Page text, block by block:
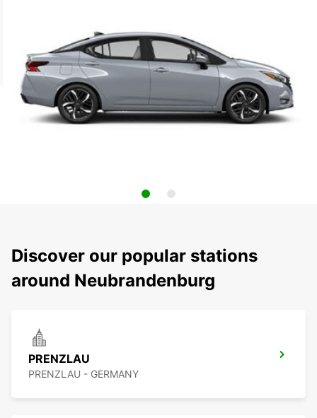
Discover our popular stations
around Neubrandenburg
PRENZLAU
PRENZLAU - GERMANY